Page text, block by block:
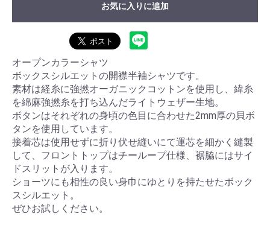
お気に入りに追加
オープンカラーシャツ
ボックスシルエットの開襟半袖シャツです。
素材は経糸に強撚オーガニックコットンを使用し、緯糸
を綿麻強撚糸を打ち込んだライトウェザー生地。
ボタンはそれぞれの身頃の色目に合わせた2mm厚の貝ボ
タンを使用しています。
接着芯は使用せずに折り伏せ縫いにて運芯を細かく縫製
して、フロントトップはチーループ仕様、裾脇にはサイ
ドスリットが入ります。
ショーツにも相性の良い身巾にゆとりを持たせたボック
スシルエット。
ぜひお試しください。